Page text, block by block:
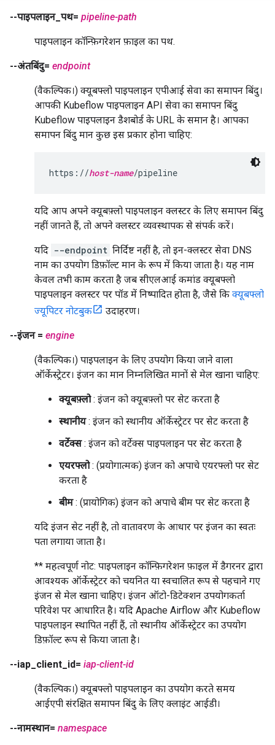
--पाइपलाइन_पथ= pipeline-path
पाइपलाइन कॉन्फ़िगरेशन फ़ाइल का पथ.
--अंतबिंदु= endpoint
(वैकल्पिक।) क्यूबफ्लो पाइपलाइन एपीआई सेवा का समापन बिंदु।
आपकी Kubeflow पाइपलाइन API सेवा का समापन बिंदु
Kubeflow पाइपलाइन डैशबोर्ड के URL के समान है। आपका
समापन बिंदु मान कुछ इस प्रकार होना चाहिए:
https://host-name/pipeline
यदि आप अपने क्यूबफ़्लो पाइपलाइन क्लस्टर के लिए समापन बिंदु
नहीं जानते हैं, तो अपने क्लस्टर व्यवस्थापक से संपर्क करें।
यदि --endpoint निर्दिष्ट नहीं है, तो इन-क्लस्टर सेवा DNS
नाम का उपयोग डिफ़ॉल्ट मान के रूप में किया जाता है। यह नाम
केवल तभी काम करता है जब सीएलआई कमांड क्यूबफ्लो
पाइपलाइन क्लस्टर पर पॉड में निष्पादित होता है, जैसे कि क्यूबफ्लो
ज्यूपिटर नोटबुक
उदाहरण।
--इंजन = engine
(वैकल्पिक।) पाइपलाइन के लिए उपयोग किया जाने वाला
ऑर्केस्ट्रेटर। इंजन का मान निम्नलिखित मानों से मेल खाना चाहिए:
क्यूबफ़्लो: इंजन को क्यूबफ़्लो पर सेट करता है
स्थानीय: इंजन को स्थानीय ऑर्केस्ट्रेटर पर सेट करता है
वर्टेक्स: इंजन को वर्टेक्स पाइपलाइन पर सेट करता है
एयरफ्लो: (प्रयोगात्मक) इंजन को अपाचे एयरफ्लो पर सेट
करता है
बीम: (प्रायोगिक) इंजन को अपाचे बीम पर सेट करता है
यदि इंजन सेट नहीं है, तो वातावरण के आधार पर इंजन का स्वतः
पता लगाया जाता है।
** महत्वपूर्ण नोट: पाइपलाइन कॉन्फ़िगरेशन फ़ाइल में डैगरनर द्वारा
आवश्यक ऑर्केस्ट्रेटर को चयनित या स्वचालित रूप से पहचाने गए
इंजन से मेल खाना चाहिए। इंजन ऑटो-डिटेक्शन उपयोगकर्ता
परिवेश पर आधारित है। यदि Apache Airflow और Kubeflow
पाइपलाइन स्थापित नहीं हैं, तो स्थानीय ऑर्केस्ट्रेटर का उपयोग
डिफ़ॉल्ट रूप से किया जाता है।
--iap_client_id= iap-client-id
(वैकल्पिक।) क्यूबफ्लो पाइपलाइन का उपयोग करते समय
आईएपी संरक्षित समापन बिंदु के लिए क्लाइंट आईडी।
--नामस्थान= namespace